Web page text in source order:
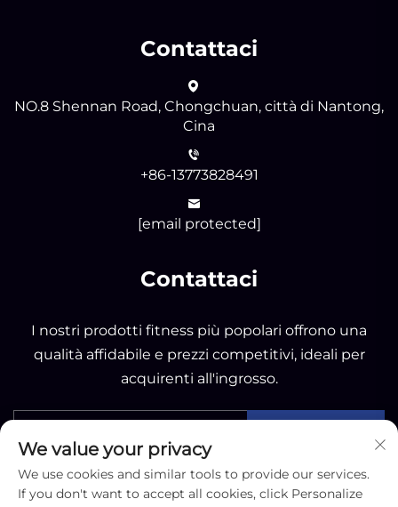
Contattaci
NO.8 Shennan Road, Chongchuan, città di Nantong,
Cina
+86-13773828491
[email protected]
Contattaci
I nostri prodotti fitness più popolari offrono una
qualità affidabile e prezzi competitivi, ideali per
acquirenti all'ingrosso.
We value your privacy
We use cookies and similar tools to provide our services.
If you don't want to accept all cookies, click Personalize